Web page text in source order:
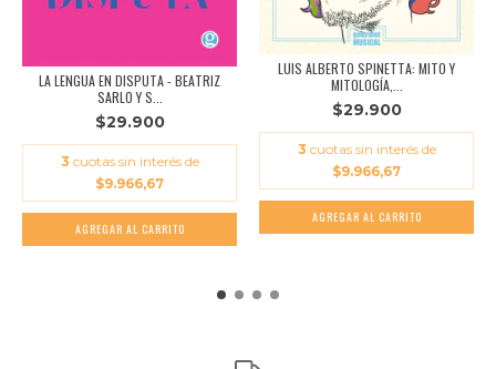
LA LENGUA EN DISPUTA - BEATRIZ
SARLO Y S...
$29.900
3 cuotas sin interés de
$9.966,67
LUIS ALBERTO SPINETTA: MITO Y
MITOLOGÍA,...
$29.900
3 cuotas sin interés de
$9.966,67